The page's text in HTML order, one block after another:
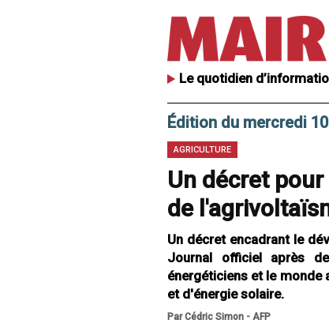
Le quotidien
Édition du mercredi
AGRICULTURE
Un décret
de
Un décret encadrant le
Journal officiel après
énergéticiens et le
et d'énergie solaire.
Par Cédric Simon - AFP